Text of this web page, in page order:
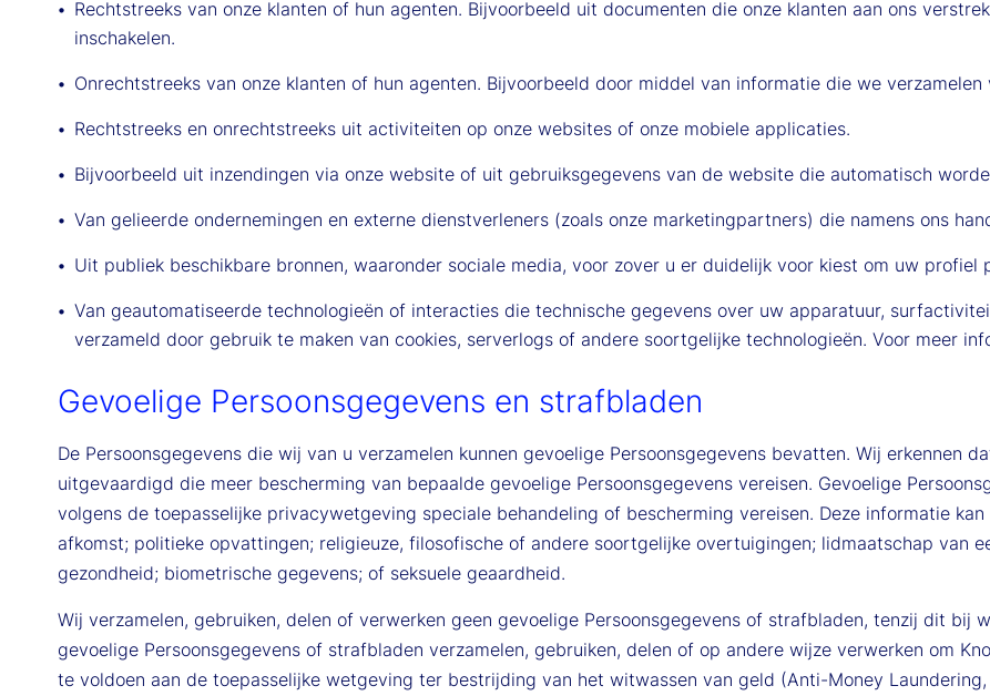
Rechtstreeks van onze klanten of hun agenten. Bijvoorbeeld uit documenten die onze klanten aan ons
inschakelen.
Onrechtstreeks van onze klanten of hun agenten. Bijvoorbeeld door middel van informatie die we
Rechtstreeks en onrechtstreeks uit activiteiten op onze websites of onze mobiele applicaties.
Bijvoorbeeld uit inzendingen via onze website of uit gebruiksgegevens van de website die automatisch
Van gelieerde ondernemingen en externe dienstverleners (zoals onze marketingpartners) die namens ons
Uit publiek beschikbare bronnen, waaronder sociale media, voor zover u er duidelijk voor kiest om uw profiel
Van geautomatiseerde technologieën of interacties die technische gegevens over uw apparatuur,
verzameld door gebruik te maken van cookies, serverlogs of andere soortgelijke technologieën. Voor meer
Gevoelige Persoonsgegevens en strafbladen
De Persoonsgegevens die wij van u verzamelen kunnen gevoelige Persoonsgegevens bevatten. Wij erkennen
uitgevaardigd die meer bescherming van bepaalde gevoelige Persoonsgegevens vereisen. Gevoelige
volgens de toepasselijke privacywetgeving speciale behandeling of bescherming vereisen. Deze informatie
afkomst; politieke opvattingen; religieuze, filosofische of andere soortgelijke overtuigingen; lidmaatschap van
gezondheid; biometrische gegevens; of seksuele geaardheid.
Wij verzamelen, gebruiken, delen of verwerken geen gevoelige Persoonsgegevens of strafbladen, tenzij dit bij
gevoelige Persoonsgegevens of strafbladen verzamelen, gebruiken, delen of op andere wijze verwerken om
te voldoen aan de toepasselijke wetgeving ter bestrijding van het witwassen van geld (Anti-Money Laundering,